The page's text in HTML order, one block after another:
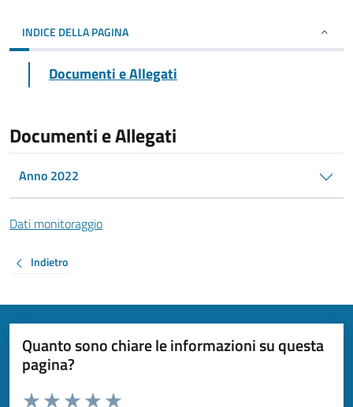
INDICE DELLA PAGINA
Documenti e Allegati
Documenti e Allegati
Anno 2022
Dati monitoraggio
Indietro
Quanto sono chiare le informazioni su questa
pagina?
Valuta da 1 a 5 stelle la pagina